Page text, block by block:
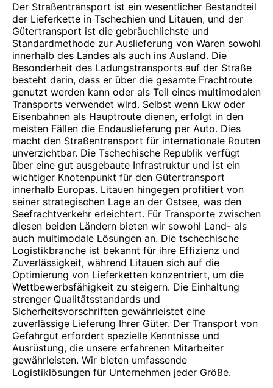
Der Straßentransport ist ein wesentlicher Bestandteil
der Lieferkette in Tschechien und Litauen, und der
Gütertransport ist die gebräuchlichste und
Standardmethode zur Auslieferung von Waren sowohl
innerhalb des Landes als auch ins Ausland. Die
Besonderheit des Ladungstransports auf der Straße
besteht darin, dass er über die gesamte Frachtroute
genutzt werden kann oder als Teil eines multimodalen
Transports verwendet wird. Selbst wenn Lkw oder
Eisenbahnen als Hauptroute dienen, erfolgt in den
meisten Fällen die Endauslieferung per Auto. Dies
macht den Straßentransport für internationale Routen
unverzichtbar. Die Tschechische Republik verfügt
über eine gut ausgebaute Infrastruktur und ist ein
wichtiger Knotenpunkt für den Gütertransport
innerhalb Europas. Litauen hingegen profitiert von
seiner strategischen Lage an der Ostsee, was den
Seefrachtverkehr erleichtert. Für Transporte zwischen
diesen beiden Ländern bieten wir sowohl Land- als
auch multimodale Lösungen an. Die tschechische
Logistikbranche ist bekannt für ihre Effizienz und
Zuverlässigkeit, während Litauen sich auf die
Optimierung von Lieferketten konzentriert, um die
Wettbewerbsfähigkeit zu steigern. Die Einhaltung
strenger Qualitätsstandards und
Sicherheitsvorschriften gewährleistet eine
zuverlässige Lieferung Ihrer Güter. Der Transport von
Gefahrgut erfordert spezielle Kenntnisse und
Ausrüstung, die unsere erfahrenen Mitarbeiter
gewährleisten. Wir bieten umfassende
Logistiklösungen für Unternehmen jeder Größe.